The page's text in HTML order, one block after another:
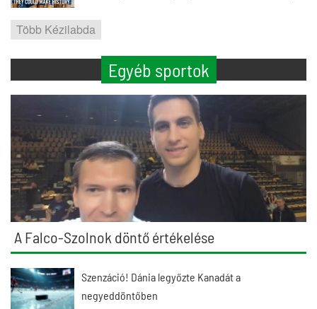
Több Kézilabda
Egyéb sportok
A Falco-Szolnok döntő értékelése
Szenzáció! Dánia legyőzte Kanadát a
negyeddöntőben